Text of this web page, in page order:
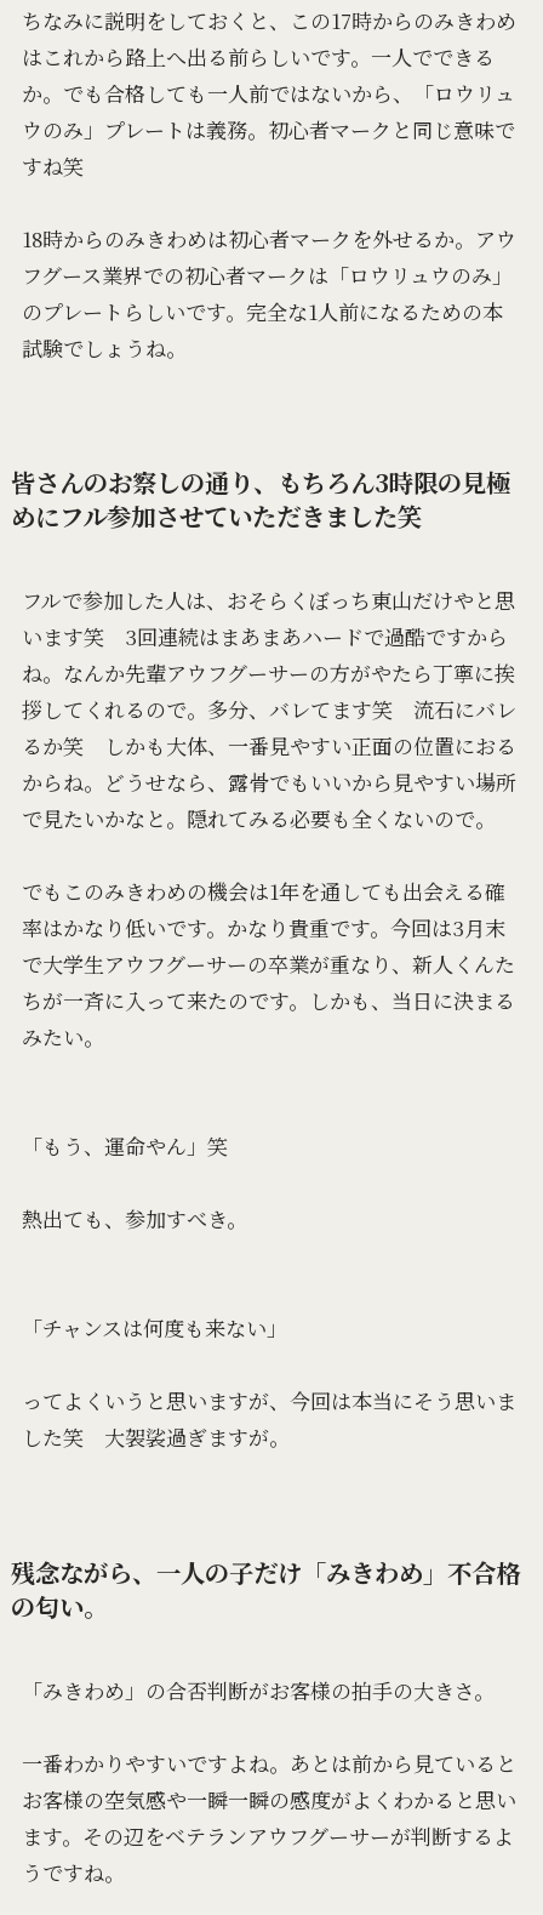
ちなみに説明をしておくと、この17時からのみきわめ
はこれから路上へ出る前らしいです。一人でできる
か。でも合格しても一人前ではないから、「ロウリュ
ウのみ」プレートは義務。初心者マークと同じ意味で
すね笑
18時からのみきわめは初心者マークを外せるか。アウ
フグース業界での初心者マークは「ロウリュウのみ」
のプレートらしいです。完全な1人前になるための本
試験でしょうね。
皆さんのお察しの通り、もちろん3時限の見極
めにフル参加させていただきました笑
フルで参加した人は、おそらくぼっち東山だけやと思
います笑 3回連続はまあまあハードで過酷ですから
ね。なんか先輩アウフグーサーの方がやたら丁寧に挨
拶してくれるので。多分、バレてます笑 流石にバレ
るか笑 しかも大体、一番見やすい正面の位置におる
からね。どうせなら、露骨でもいいから見やすい場所
で見たいかなと。隠れてみる必要も全くないので。
でもこのみきわめの機会は1年を通しても出会える確
率はかなり低いです。かなり貴重です。今回は3月末
で大学生アウフグーサーの卒業が重なり、新人くんた
ちが一斉に入って来たのです。しかも、当日に決まる
みたい。
「もう、運命やん」笑
熱出ても、参加すべき。
「チャンスは何度も来ない」
ってよくいうと思いますが、今回は本当にそう思いま
した笑 大袈裟過ぎますが。
残念ながら、一人の子だけ「みきわめ」不合格
の匂い。
「みきわめ」の合否判断がお客様の拍手の大きさ。
一番わかりやすいですよね。あとは前から見ていると
お客様の空気感や一瞬一瞬の感度がよくわかると思い
ます。その辺をベテランアウフグーサーが判断するよ
うですね。